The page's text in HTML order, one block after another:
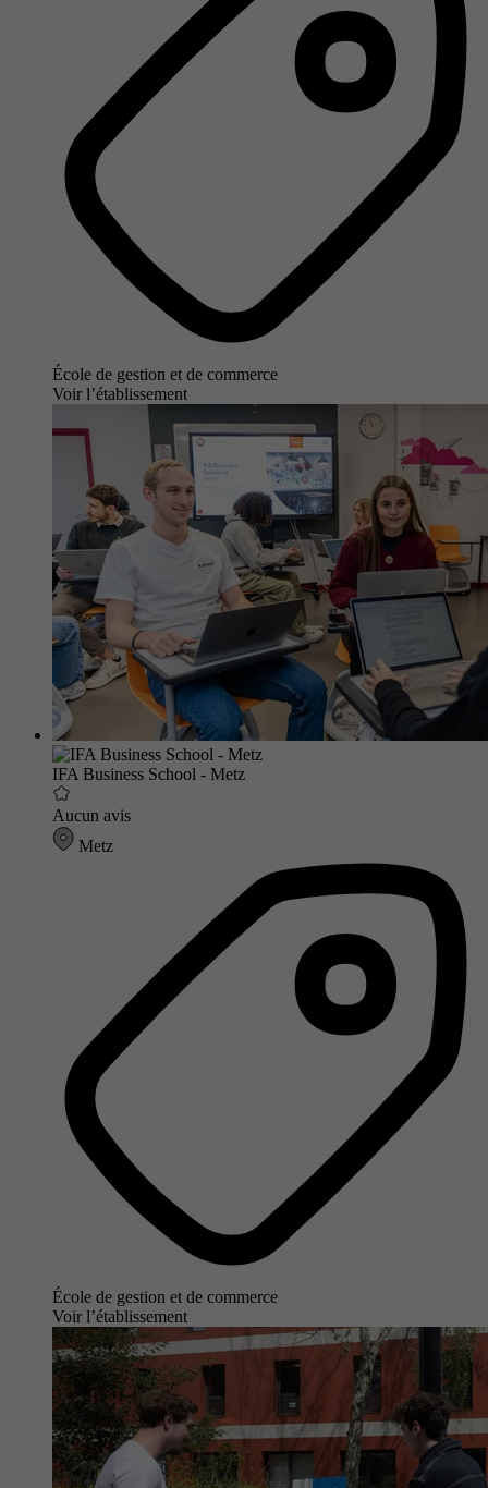
École de gestion et de commerce
Voir l’établissement
IFA Business School - Metz
Aucun avis
Metz
École de gestion et de commerce
Voir l’établissement